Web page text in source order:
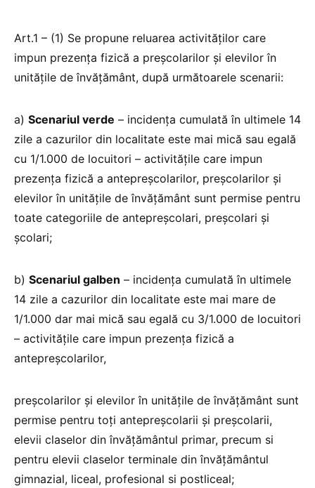
Art.1 – (1) Se propune reluarea activităților care
impun prezența fizică a preșcolarilor și elevilor în
unitățile de învățământ, după următoarele scenarii:
a) Scenariul verde – incidența cumulată în ultimele 14
zile a cazurilor din localitate este mai mică sau egală
cu 1/1.000 de locuitori – activitățile care impun
prezența fizică a antepreșcolarilor, preșcolarilor și
elevilor în unitățile de învățământ sunt permise pentru
toate categoriile de antepreșcolari, preșcolari și
școlari;
b) Scenariul galben – incidența cumulată în ultimele
14 zile a cazurilor din localitate este mai mare de
1/1.000 dar mai mică sau egală cu 3/1.000 de locuitori
– activitățile care impun prezența fizică a
antepreșcolarilor,
preșcolarilor și elevilor în unitățile de învățământ sunt
permise pentru toți antepreșcolarii și preșcolarii,
elevii claselor din învățământul primar, precum si
pentru elevii claselor terminale din învățământul
gimnazial, liceal, profesional si postliceal;